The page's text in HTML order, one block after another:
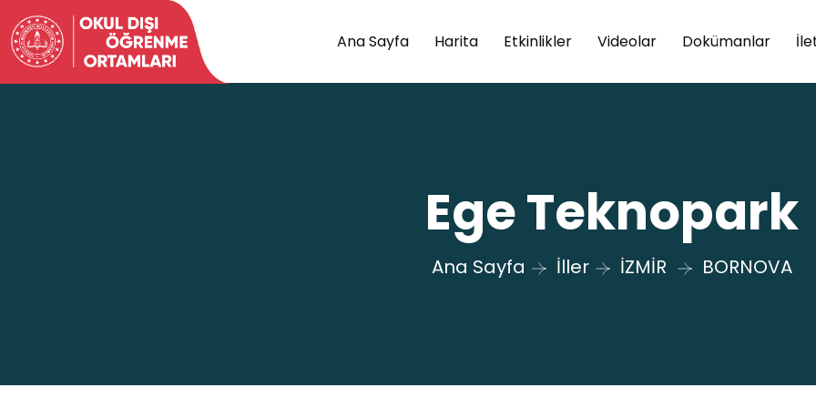
Ana Sayfa Harita Etkinlikler Videolar Dokümanlar
Ege Teknopark
Ana Sayfa İller İZMİR BORNOVA